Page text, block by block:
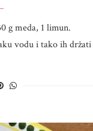
g meda, 1 limun.
vodu i tako ih držati